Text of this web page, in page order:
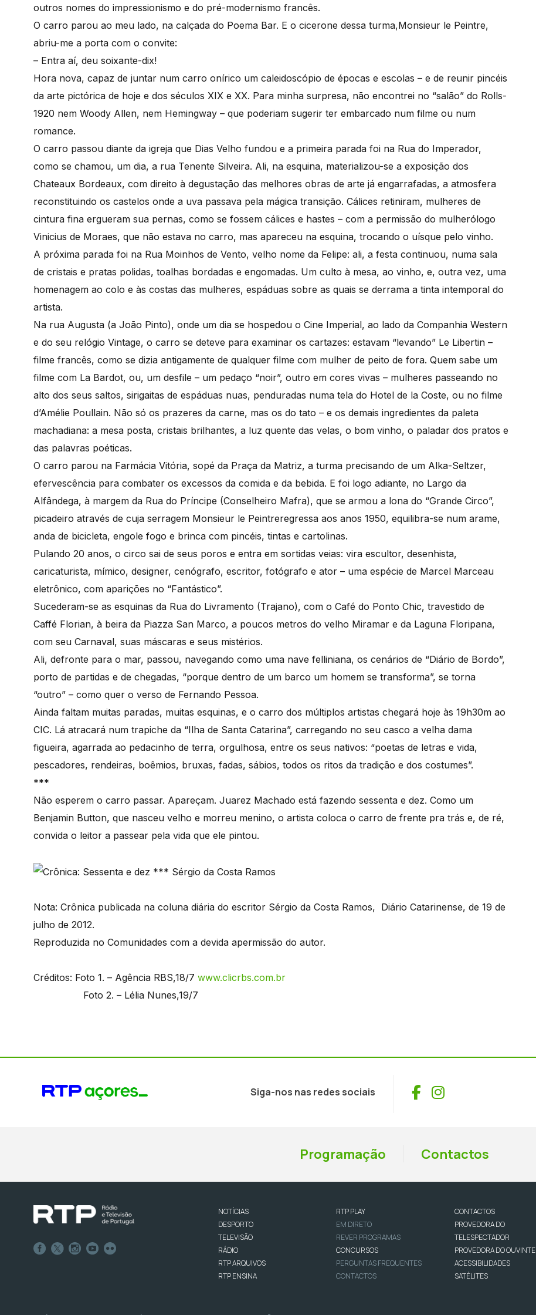
outros nomes do impressionismo e do pré-modernismo francês.
O carro parou ao meu lado, na calçada do Poema Bar. E o cicerone dessa turma,Monsieur le Peintre,
abriu-me a porta com o convite:
– Entra aí, deu soixante-dix!
Hora nova, capaz de juntar num carro onírico um caleidoscópio de épocas e escolas – e de reunir pincéis
da arte pictórica de hoje e dos séculos XIX e XX. Para minha surpresa, não encontrei no “salão” do Rolls-
1920 nem Woody Allen, nem Hemingway – que poderiam sugerir ter embarcado num filme ou num
romance.
O carro passou diante da igreja que Dias Velho fundou e a primeira parada foi na Rua do Imperador,
como se chamou, um dia, a rua Tenente Silveira. Ali, na esquina, materializou-se a exposição dos
Chateaux Bordeaux, com direito à degustação das melhores obras de arte já engarrafadas, a atmosfera
reconstituindo os castelos onde a uva passava pela mágica transição. Cálices retiniram, mulheres de
cintura fina ergueram sua pernas, como se fossem cálices e hastes – com a permissão do mulherólogo
Vinicius de Moraes, que não estava no carro, mas apareceu na esquina, trocando o uísque pelo vinho.
A próxima parada foi na Rua Moinhos de Vento, velho nome da Felipe: ali, a festa continuou, numa sala
de cristais e pratas polidas, toalhas bordadas e engomadas. Um culto à mesa, ao vinho, e, outra vez, uma
homenagem ao colo e às costas das mulheres, espáduas sobre as quais se derrama a tinta intemporal do
artista.
Na rua Augusta (a João Pinto), onde um dia se hospedou o Cine Imperial, ao lado da Companhia Western
e do seu relógio Vintage, o carro se deteve para examinar os cartazes: estavam “levando” Le Libertin –
filme francês, como se dizia antigamente de qualquer filme com mulher de peito de fora. Quem sabe um
filme com La Bardot, ou, um desfile – um pedaço “noir”, outro em cores vivas – mulheres passeando no
alto dos seus saltos, sirigaitas de espáduas nuas, penduradas numa tela do Hotel de la Coste, ou no filme
d’Amélie Poullain. Não só os prazeres da carne, mas os do tato – e os demais ingredientes da paleta
machadiana: a mesa posta, cristais brilhantes, a luz quente das velas, o bom vinho, o paladar dos pratos e
das palavras poéticas.
O carro parou na Farmácia Vitória, sopé da Praça da Matriz, a turma precisando de um Alka-Seltzer,
efervescência para combater os excessos da comida e da bebida. E foi logo adiante, no Largo da
Alfândega, à margem da Rua do Príncipe (Conselheiro Mafra), que se armou a lona do “Grande Circo”,
picadeiro através de cuja serragem Monsieur le Peintreregressa aos anos 1950, equilibra-se num arame,
anda de bicicleta, engole fogo e brinca com pincéis, tintas e cartolinas.
Pulando 20 anos, o circo sai de seus poros e entra em sortidas veias: vira escultor, desenhista,
caricaturista, mímico, designer, cenógrafo, escritor, fotógrafo e ator – uma espécie de Marcel Marceau
eletrônico, com aparições no “Fantástico”.
Sucederam-se as esquinas da Rua do Livramento (Trajano), com o Café do Ponto Chic, travestido de
Caffé Florian, à beira da Piazza San Marco, a poucos metros do velho Miramar e da Laguna Floripana,
com seu Carnaval, suas máscaras e seus mistérios.
Ali, defronte para o mar, passou, navegando como uma nave felliniana, os cenários de “Diário de Bordo”,
porto de partidas e de chegadas, “porque dentro de um barco um homem se transforma”, se torna
“outro” – como quer o verso de Fernando Pessoa.
Ainda faltam muitas paradas, muitas esquinas, e o carro dos múltiplos artistas chegará hoje às 19h30m ao
CIC. Lá atracará num trapiche da “Ilha de Santa Catarina”, carregando no seu casco a velha dama
figueira, agarrada ao pedacinho de terra, orgulhosa, entre os seus nativos: “poetas de letras e vida,
pescadores, rendeiras, boêmios, bruxas, fadas, sábios, todos os ritos da tradição e dos costumes”.
***
Não esperem o carro passar. Apareçam. Juarez Machado está fazendo sessenta e dez. Como um
Benjamin Button, que nasceu velho e morreu menino, o artista coloca o carro de frente pra trás e, de ré,
convida o leitor a passear pela vida que ele pintou.
Nota: Crônica publicada na coluna diária do escritor Sérgio da Costa Ramos, Diário Catarinense, de 19 de
julho de 2012.
Reproduzida no Comunidades com a devida apermissão do autor.
Créditos: Foto 1. – Agência RBS,18/7 www.clicrbs.com.br
Foto 2. – Lélia Nunes,19/7
Siga-nos nas redes sociais Facebook
Instagram
Programação Contactos
NOTÍCIAS
DESPORTO
TELEVISÃO
RÁDIO
RTP ARQUIVOS
RTP ENSINA
RTP PLAY
EM DIRETO
REVER PROGRAMAS
CONCURSOS
PERGUNTAS FREQUENTES
CONTACTOS
CONTACTOS
PROVEDORA DO
TELESPECTADOR
PROVEDORA DO OUVINTE
ACESSIBILIDADES
SATÉLITES